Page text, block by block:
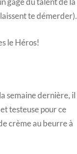
te démerder).
le Héros!
semaine dernière, il
testeuse pour ce
crème au beurre à